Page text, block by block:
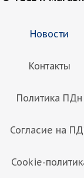
Новости
Контакты
Политика ПДн
Согласие на
Cookie-